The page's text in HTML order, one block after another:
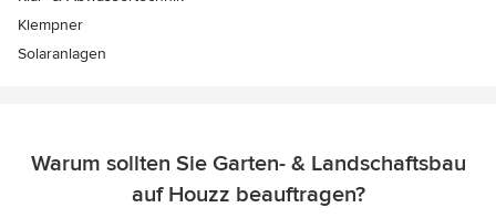
Klempner
Solaranlagen
Warum sollten Sie Garten- & Landschaftsbau
auf Houzz beauftragen?